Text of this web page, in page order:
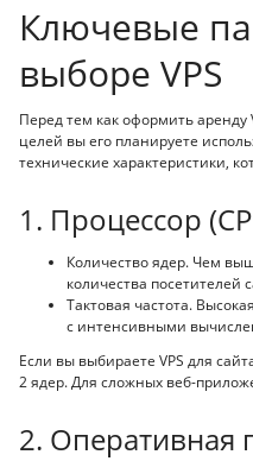
Ключевые
выборе VPS
Перед тем как оформить аренду
целей вы его планируете
технические характеристики,
1. Процессор
Количество ядер. Чем
количества посетителей
Тактовая частота.
с интенсивными
Если вы выбираете VPS для
2 ядер. Для сложных веб-
2. Оперативная